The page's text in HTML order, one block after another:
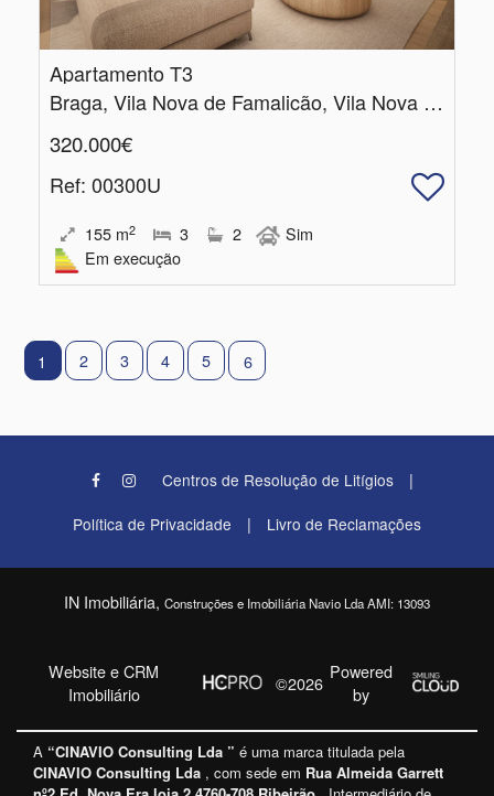
Apartamento T3
Braga, Vila Nova de Famalicão, Vila Nova de Famalicão e Calendário
320.000€
Ref: 00300U
155 m2 3 2
Sim
Em execução
1 2 3 4 5 6
Centros de Resolução de Litígios |
Política de Privacidade | Livro de Reclamações
IN Imobiliária, Construções e Imobiliária Navio Lda AMI: 13093
Website e CRM
Imobiliário
©2026 Powered
by
A “CINAVIO Consulting Lda ” é uma marca titulada pela
CINAVIO Consulting Lda , com sede em Rua Almeida Garrett